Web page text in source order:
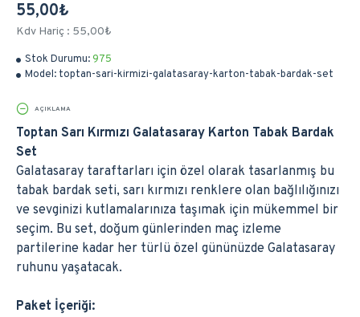
Stok Durumu: 975
Model: toptan-sari-kirmizi-galatasaray-karton-tabak-bardak-set
55,00₺
Kdv Hariç : 55,00₺
AÇIKLAMA
Toptan Sarı Kırmızı Galatasaray Karton Tabak Bardak
Set
Galatasaray taraftarları için özel olarak tasarlanmış bu
tabak bardak seti, sarı kırmızı renklere olan bağlılığınızı
ve sevginizi kutlamalarınıza taşımak için mükemmel bir
seçim. Bu set, doğum günlerinden maç izleme
partilerine kadar her türlü özel gününüzde Galatasaray
ruhunu yaşatacak.
Paket İçeriği: